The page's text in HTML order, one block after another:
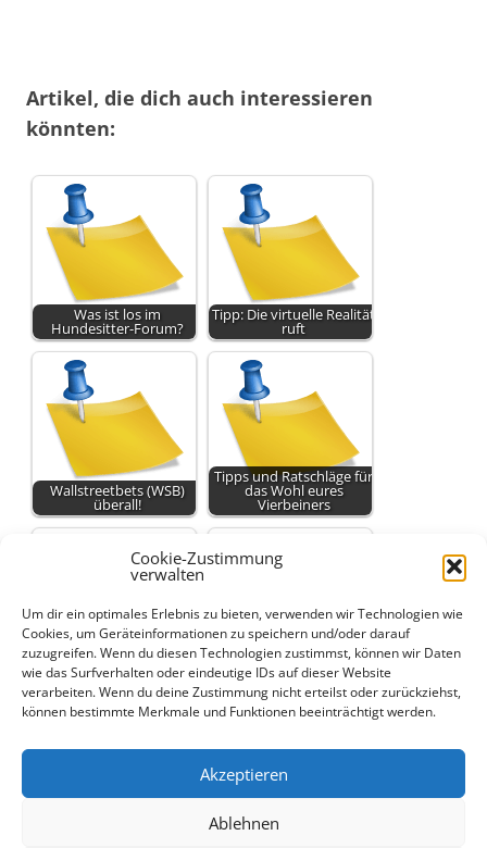
Cookie-Zustimmung
verwalten
Um dir ein optimales Erlebnis zu bieten, verwenden wir Technologien wie
Cookies, um Geräteinformationen zu speichern und/oder darauf
zuzugreifen. Wenn du diesen Technologien zustimmst, können wir Daten
wie das Surfverhalten oder eindeutige IDs auf dieser Website
verarbeiten. Wenn du deine Zustimmung nicht erteilst oder zurückziehst,
können bestimmte Merkmale und Funktionen beeinträchtigt werden.
Akzeptieren
Ablehnen
Artikel, die dich auch interessieren
könnten:
Was ist los im
Hundesitter-Forum?
Tipp: Die virtuelle Realität
ruft
Wallstreetbets (WSB)
überall!
Tipps und Ratschläge für
das Wohl eures
Vierbeiners
Hunde-Forum: Tipps zu
Hundesittern, Urlaub
und Alleinbleiben
Hunde-Forum:
Hundesitter, Gassi-Tipps
und…